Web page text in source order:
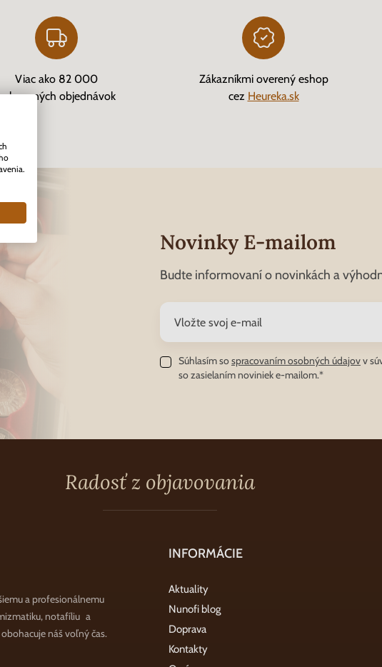
Viac ako 82 000
objednávok
Zákazníkmi overený eshop
cez Heureka.sk
Novinky E-mailom
Budte informovaní o novinkách a
Súhlasím sospracovaním osobných údajovv
so zasielaním noviniek e-mailom.*
Radosť z objavovania
a profesionálnemu
notafíliu a
náš voľný čas.
INFORMÁCIE
Aktuality
Nunofi blog
Doprava
Kontakty